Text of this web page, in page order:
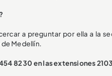
a preguntar por ella a la
de Medellín.
82 30 en las extensiones